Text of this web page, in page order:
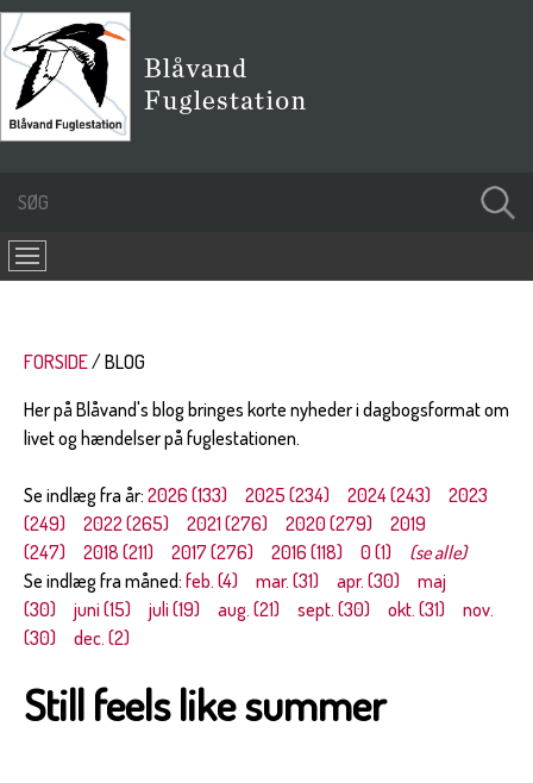
FORSIDE
BLOG
Her på Blåvand's blog bringes korte nyheder i dagbogsformat om
livet og hændelser på fuglestationen.
Se indlæg fra år: 2026 (133) 2025 (234) 2024 (243)
2023
(249)
2022 (265) 2021 (276) 2020 (279)
2019
(247)
2018 (211) 2017 (276) 2016 (118) 0 (1)
(se alle)
Se indlæg fra måned: feb. (4) mar. (31) apr. (30)
maj
(30)
juni (15) juli (19) aug. (21) sept. (30) okt. (31)
nov.
(30)
dec. (2)
Still feels like summer